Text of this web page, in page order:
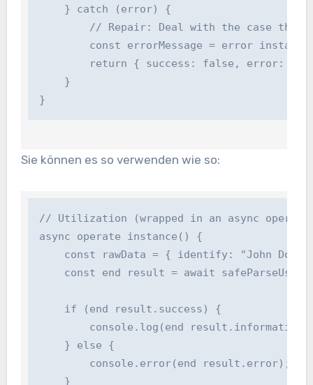
    } catch (error) {
// Repair: Deal with the case the
const errorMessage = error
return { success: false, error:
    }
}
Sie können es so verwenden wie so:
// Utilization (wrapped in an async
async operate instance() {
const rawData = { identify: "John Doe"
const end result = await
    if (end result.success) {
console.log(end
    } else {
console.error(end result.error);
    }